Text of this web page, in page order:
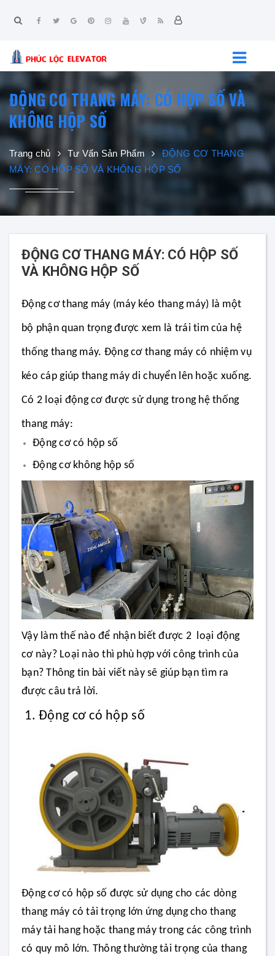
ĐỘNG CƠ THANG MÁY: CÓ HỘP SỐ VÀ
KHÔNG HỘP SỐ
Trang chủ Tư Vấn Sản Phẩm
ĐỘNG CƠ THANG
MÁY: CÓ HỘP SỐ VÀ KHÔNG HỘP SỐ
ĐỘNG CƠ THANG MÁY: CÓ HỘP SỐ
VÀ KHÔNG HỘP SỐ
Động cơ thang máy (máy kéo thang máy) là một
bộ phận quan trọng được xem là trái tim của hệ
thống thang máy. Động cơ thang máy có nhiệm vụ
kéo cáp giúp thang máy di chuyển lên hoặc xuống.
Có 2 loại động cơ được sử dụng trong hệ thống
thang máy:
Động cơ có hộp số
Động cơ không hộp số
Vậy làm thế nào để nhận biết được 2 loại động
cơ này? Loại nào thì phù hợp với công trình của
bạn? Thông tin bài viết này sẽ giúp bạn tìm ra
được câu trả lời.
1. Động cơ có hộp số
Động cơ có hộp số được sử dụng cho các dòng
thang máy có tải trọng lớn ứng dụng cho thang
máy tải hang hoặc thang máy trong các công trình
có quy mô lớn. Thông thường tải trọng của thang